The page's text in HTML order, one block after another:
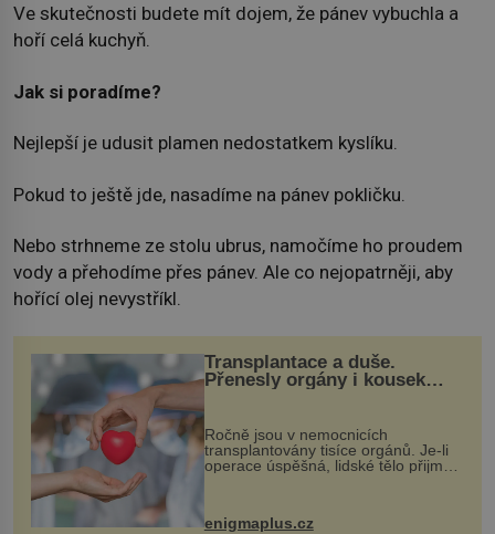
Ve skutečnosti budete mít dojem, že pánev vybuchla a
hoří celá kuchyň.
Jak si poradíme?
Nejlepší je udusit plamen nedostatkem kyslíku.
Pokud to ještě jde, nasadíme na pánev pokličku.
Nebo strhneme ze stolu ubrus, namočíme ho proudem
vody a přehodíme přes pánev. Ale co nejopatrněji, aby
hořící olej nevystříkl.
Transplantace a duše.
Přenesly orgány i kousek
Ročně jsou v nemocnicích
transplantovány tisíce orgánů. Je-li
operace úspěšná, lidské tělo přijme
enigmaplus.cz